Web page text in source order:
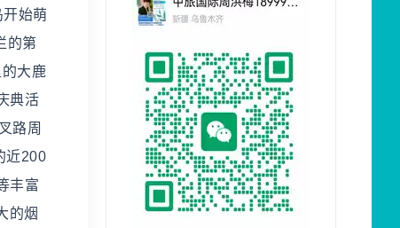
始萌
的第
大鹿
典活
路周
近200
丰富
的烟